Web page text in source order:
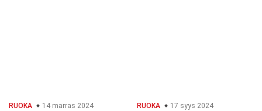
RUOKA 14 marras 2024 RUOKA 17 syys 2024